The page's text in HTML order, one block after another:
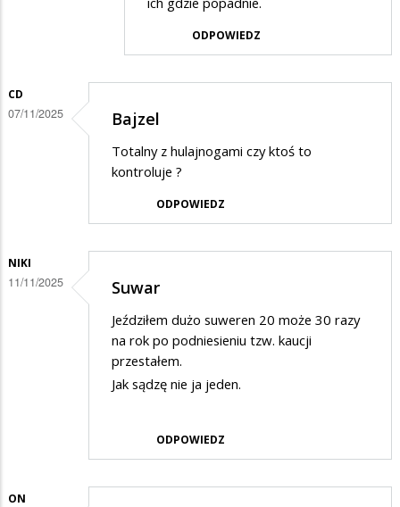
pozostawiania
hulajnóg
ODPOWIEDZ
CD
07/11/2025 Bajzel
Totalny z hulajnogami czy ktoś to
kontroluje ?
ODPOWIEDZ
NIKI
11/11/2025 Suwar
Jeździłem dużo suweren 20 może 30 razy
na rok po podniesieniu tzw. kaucji
przestałem.
Jak sądzę nie ja jeden.
ODPOWIEDZ
ON